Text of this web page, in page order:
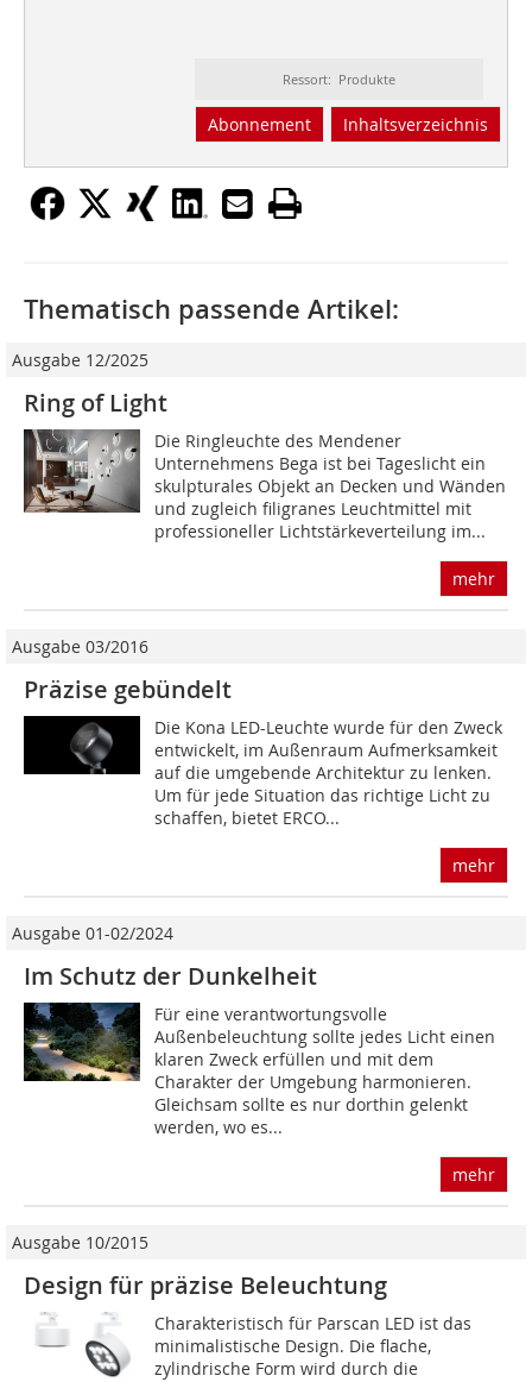
Ressort: Produkte
Abonnement Inhaltsverzeichnis
Thematisch passende Artikel:
Ausgabe 12/2025
Ring of Light
Die Ringleuchte des Mendener
Unternehmens Bega ist bei Tageslicht ein
skulpturales Objekt an Decken und Wänden
und zugleich filigranes Leuchtmittel mit
professioneller Lichtstärkeverteilung im...
mehr
Ausgabe 03/2016
Präzise gebündelt
Die Kona LED-Leuchte wurde für den Zweck
entwickelt, im Außenraum Aufmerksamkeit
auf die umgebende Architektur zu lenken.
Um für jede Situation das richtige Licht zu
schaffen, bietet ERCO...
mehr
Ausgabe 01-02/2024
Im Schutz der Dunkelheit
Für eine verantwortungsvolle
Außenbeleuchtung sollte jedes Licht einen
klaren Zweck erfüllen und mit dem
Charakter der Umgebung harmonieren.
Gleichsam sollte es nur dorthin gelenkt
werden, wo es...
mehr
Ausgabe 10/2015
Design für präzise Beleuchtung
Charakteristisch für Parscan LED ist das
minimalistische Design. Die flache,
zylindrische Form wird durch die